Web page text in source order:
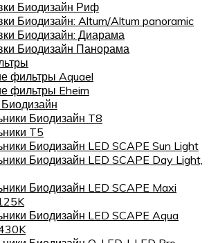
Биодизайн Риф
Биодизайн: Altum/Altum panoramic
Биодизайн: Диарама
Биодизайн Панорама
фильтры Aquael
фильтры Eheim
Биодизайн T8
T5
Биодизайн LED SCAPE Sun Light
Биодизайн LED SCAPE Day Light,
Биодизайн LED SCAPE Maxi
Биодизайн LED SCAPE Aqua